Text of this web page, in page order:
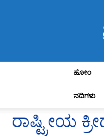
ಹೋಂ
ನದಿಗಳು
ರಾಷ್ಟ್ರೀಯ